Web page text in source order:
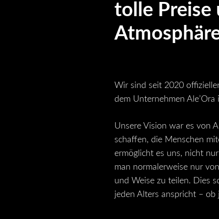
tolle Preise
Wir sind seit 2020
dem Unternehmen
Unsere Vision war es von
schaffen, die Menschen
ermöglicht es uns, nicht
man normalerweise nur
und Weise zu teilen. Dies
jeden Alters anspricht – ob